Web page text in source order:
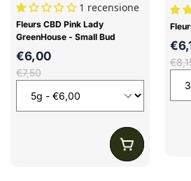
1 recensione
Fleurs CBD Pink Lady
GreenHouse - Small Bud
€6,00
€7,50